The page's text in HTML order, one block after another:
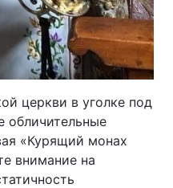
церкви в уголке под
обличительные
«Курящий монах
внимание на